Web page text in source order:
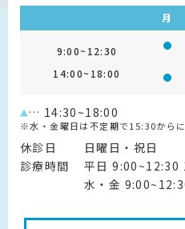
月
9:00~12:30
14:00~18:00
… 14:30~18:00
※水・金曜日は不定期で15:30から
休診日
日曜日・祝日
診療時間
平日 9:00~12:30
水・金